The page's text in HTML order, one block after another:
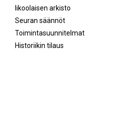
Iikoolaisen arkisto
Seuran säännöt
Toimintasuunnitelmat
Historiikin tilaus